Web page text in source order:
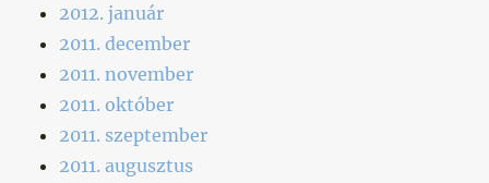
2012. január
2011. december
2011. november
2011. október
2011. szeptember
2011. augusztus